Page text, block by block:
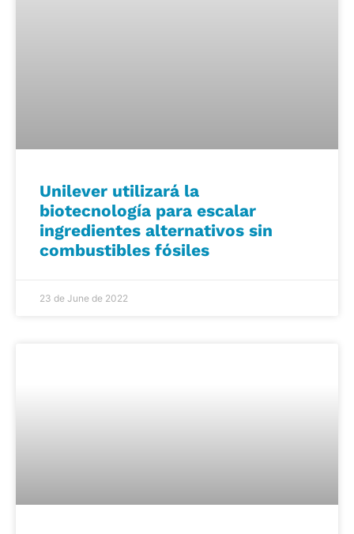
Unilever utilizará la
biotecnología para escalar
ingredientes alternativos sin
combustibles fósiles
23 de June de 2022